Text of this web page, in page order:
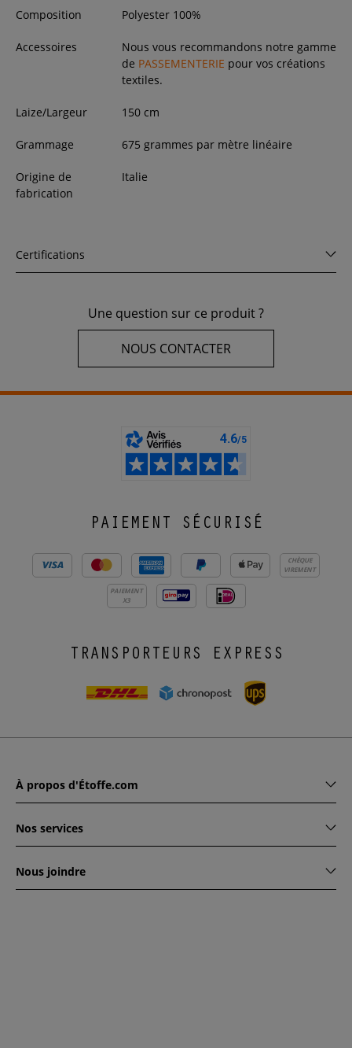
Composition Polyester 100%
Accessoires
Nous vous recommandons notre gamme
de PASSEMENTERIE pour vos créations
textiles.
Laize/Largeur 150 cm
Grammage 675 grammes par mètre linéaire
Origine de
fabrication
Italie
Certifications
Une question sur ce produit ?
NOUS CONTACTER
PAIEMENT SÉCURISÉ
CHÈQUE
VIREMENT
PAIEMENT
X3
TRANSPORTEURS EXPRESS
À propos d'Étoffe.com
Nos services
Nous joindre